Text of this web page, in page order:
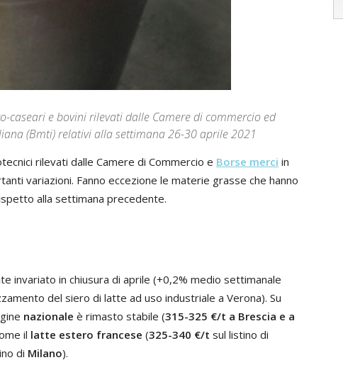
e bovini rilevati dalle Camere di commercio ed
(Bmti) relativi alla settimana 26-30 aprile 2021
rilevati dalle Camere di Commercio e Borse merci in
variazioni. Fanno eccezione le materie grasse che hanno
alla settimana precedente.
invariato in chiusura di aprile (+0,2% medio settimanale
del siero di latte ad uso industriale a Verona). Su
nazionale è rimasto stabile (315-325 €/t a Brescia e a
il latte estero francese (325-340 €/t sul listino di
di Milano).